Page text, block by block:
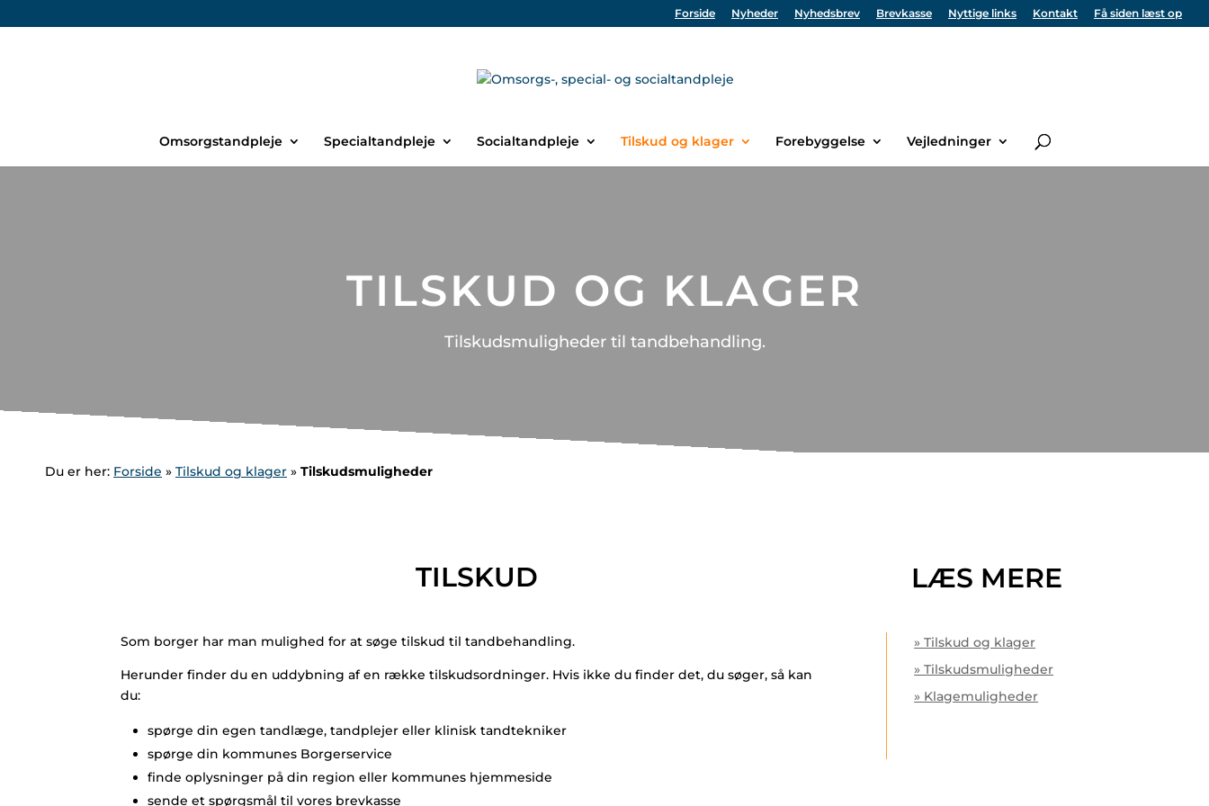
Forside Nyheder Nyhedsbrev Brevkasse Nyttige links Kontakt Få siden læst op
Omsorgstandpleje Specialtandpleje Socialtandpleje Tilskud og klager Forebyggelse Vejledninger
TILSKUD OG KLAGER
Tilskudsmuligheder til tandbehandling.
Du er her: Forside » Tilskud og klager » Tilskudsmuligheder
TILSKUD
Som borger har man mulighed for at søge tilskud til tandbehandling.
Herunder finder du en uddybning af en række tilskudsordninger. Hvis ikke du finder det, du søger, så kan
du:
spørge din egen tandlæge, tandplejer eller klinisk tandtekniker
spørge din kommunes Borgerservice
finde oplysninger på din region eller kommunes hjemmeside
sende et spørgsmål til vores brevkasse
LÆS MERE
» Tilskud og klager
» Tilskudsmuligheder
» Klagemuligheder